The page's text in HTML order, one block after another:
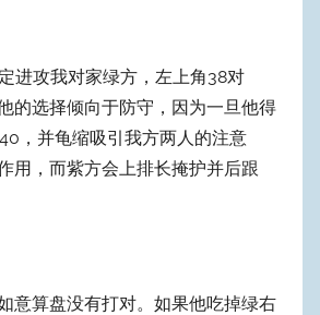
进攻我对家绿方，左上角38对
的选择倾向于防守，因为一旦他得
，并龟缩吸引我方两人的注意
用，而紫方会上排长掩护并后跟
意算盘没有打对。如果他吃掉绿右